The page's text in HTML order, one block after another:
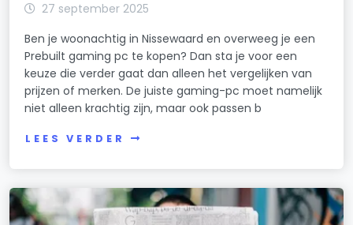
27 september 2025
Ben je woonachtig in Nissewaard en overweeg je een
Prebuilt gaming pc te kopen? Dan sta je voor een
keuze die verder gaat dan alleen het vergelijken van
prijzen of merken. De juiste gaming-pc moet namelijk
niet alleen krachtig zijn, maar ook passen b
LEES VERDER